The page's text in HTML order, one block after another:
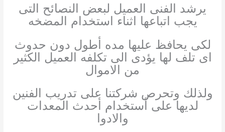
يرشد الفنى العميل لبعض النصائح التى
يجب اتباعها اثناء استخدام المضخه
لكى يحافظ عليها مده أطول دون حدوث
اى تلف لها يؤدى الى تكلفه العميل الكثير
من الاموال
ولذلك وتحرص شركتنا على تدريب الفنين
لديها على أستخدام أحدث المعدات
والادوا